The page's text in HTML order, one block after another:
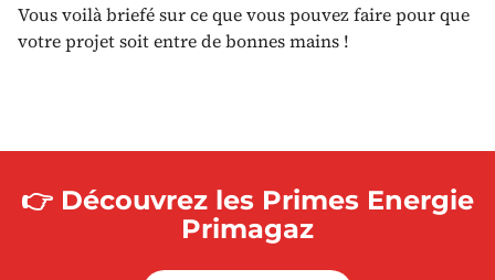
Vous voilà briefé sur ce que vous pouvez faire pour que
votre projet soit entre de bonnes mains !
👉 Découvrez les Primes Energie
Primagaz